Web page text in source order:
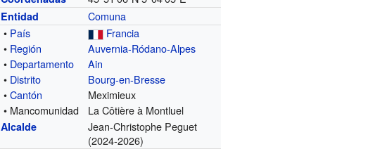
Entidad
Comuna
• País
Francia
• Región
Auvernia-Ródano-Alpes
• Departamento
Ain
• Distrito
Bourg-en-Bresse
•Cantón
Meximieux
• Mancomunidad
La Côtière à Montluel
Alcalde
Jean-Christophe Peguet
(2024-2026)